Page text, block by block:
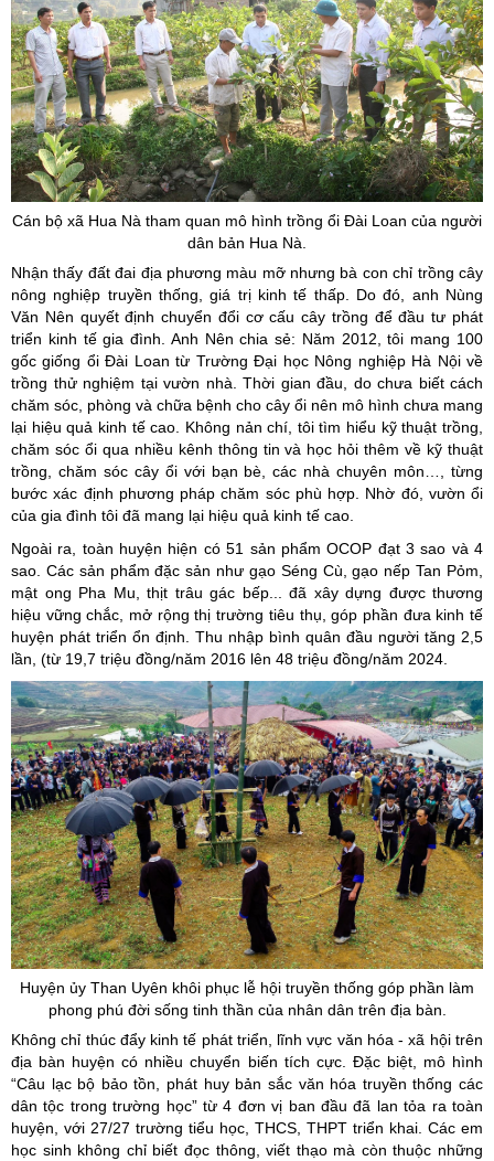
Cán bộ xã Hua Nà tham quan mô hình trồng ổi Đài Loan của người
dân bản Hua Nà.
Nhận thấy đất đai địa phương màu mỡ nhưng bà con chỉ trồng cây
nông nghiệp truyền thống, giá trị kinh tế thấp. Do đó, anh Nùng
Văn Nên quyết định chuyển đổi cơ cấu cây trồng để đầu tư phát
triển kinh tế gia đình. Anh Nên chia sẻ: Năm 2012, tôi mang 100
gốc giống ổi Đài Loan từ Trường Đại học Nông nghiệp Hà Nội về
trồng thử nghiệm tại vườn nhà. Thời gian đầu, do chưa biết cách
chăm sóc, phòng và chữa bệnh cho cây ổi nên mô hình chưa mang
lại hiệu quả kinh tế cao. Không nản chí, tôi tìm hiểu kỹ thuật trồng,
chăm sóc ổi qua nhiều kênh thông tin và học hỏi thêm về kỹ thuật
trồng, chăm sóc cây ổi với bạn bè, các nhà chuyên môn…, từng
bước xác định phương pháp chăm sóc phù hợp. Nhờ đó, vườn ổi
của gia đình tôi đã mang lại hiệu quả kinh tế cao.
Ngoài ra, toàn huyện hiện có 51 sản phẩm OCOP đạt 3 sao và 4
sao. Các sản phẩm đặc sản như gạo Séng Cù, gạo nếp Tan Pỏm,
mật ong Pha Mu, thịt trâu gác bếp... đã xây dựng được thương
hiệu vững chắc, mở rộng thị trường tiêu thụ, góp phần đưa kinh tế
huyện phát triển ổn định. Thu nhập bình quân đầu người tăng 2,5
lần, (từ 19,7 triệu đồng/năm 2016 lên 48 triệu đồng/năm 2024.
Huyện ủy Than Uyên khôi phục lễ hội truyền thống góp phần làm
phong phú đời sống tinh thần của nhân dân trên địa bàn.
Không chỉ thúc đẩy kinh tế phát triển, lĩnh vực văn hóa - xã hội trên
địa bàn huyện có nhiều chuyển biến tích cực. Đặc biệt, mô hình
“Câu lạc bộ bảo tồn, phát huy bản sắc văn hóa truyền thống các
dân tộc trong trường học” từ 4 đơn vị ban đầu đã lan tỏa ra toàn
huyện, với 27/27 trường tiểu học, THCS, THPT triển khai. Các em
học sinh không chỉ biết đọc thông, viết thạo mà còn thuộc những